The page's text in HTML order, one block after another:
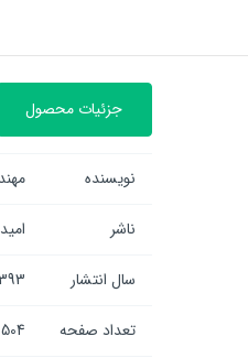
جزئیات محصول
نویسنده
ناشر
سال انتشار
تعداد صفحه 504